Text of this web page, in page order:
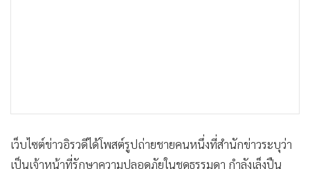
เว็บไซต์ข่าวอิรวดีได้โพสต์รูปถ่ายชายคนหนึ่งที่สำนักข่าวระบุว่า
เป็นเจ้าหน้าที่รักษาความปลอดภัยในชุดธรรมดา กำลังเล็งปืน